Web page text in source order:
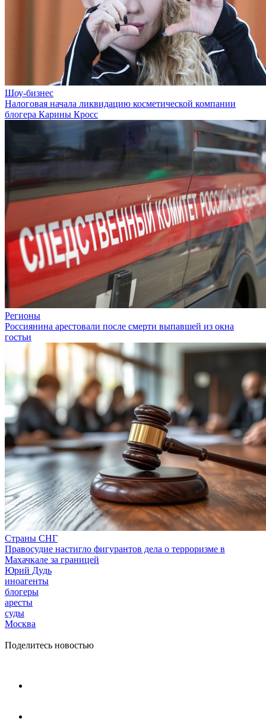
Шоу-бизнес
Налоговая начала ликвидацию косметической компании
блогера Карины Кросс
Регионы
Россиянина арестовали после смерти выпавшей из окна
гостьи
Страны СНГ
Правосудие настигло фигурантов дела о терроризме в
Махачкале за границей
Юрий Дудь
иноагенты
блогеры
аресты
суды
Москва
Поделитесь новостью